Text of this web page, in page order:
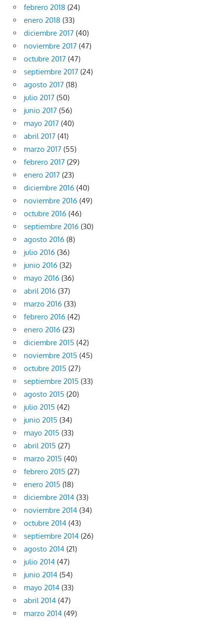
febrero 2018 (24)
enero 2018 (33)
diciembre 2017 (40)
noviembre 2017 (47)
octubre 2017 (47)
septiembre 2017 (24)
agosto 2017 (18)
julio 2017 (50)
junio 2017 (56)
mayo 2017 (40)
abril 2017 (41)
marzo 2017 (55)
febrero 2017 (29)
enero 2017 (23)
diciembre 2016 (40)
noviembre 2016 (49)
octubre 2016 (46)
septiembre 2016 (30)
agosto 2016 (8)
julio 2016 (36)
junio 2016 (32)
mayo 2016 (36)
abril 2016 (37)
marzo 2016 (33)
febrero 2016 (42)
enero 2016 (23)
diciembre 2015 (42)
noviembre 2015 (45)
octubre 2015 (27)
septiembre 2015 (33)
agosto 2015 (20)
julio 2015 (42)
junio 2015 (34)
mayo 2015 (33)
abril 2015 (27)
marzo 2015 (40)
febrero 2015 (27)
enero 2015 (18)
diciembre 2014 (33)
noviembre 2014 (34)
octubre 2014 (43)
septiembre 2014 (26)
agosto 2014 (21)
julio 2014 (47)
junio 2014 (54)
mayo 2014 (33)
abril 2014 (47)
marzo 2014 (49)